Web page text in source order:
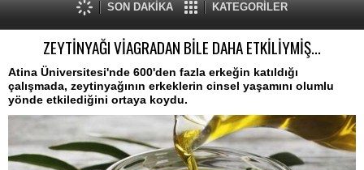
SON DAKİKA KATEGORİLER
ZEYTİNYAĞI VİAGRADAN BİLE DAHA ETKİLİYMİŞ...
Atina Üniversitesi'nde 600'den fazla erkeğin katıldığı
çalışmada, zeytinyağının erkeklerin cinsel yaşamını olumlu
yönde etkilediğini ortaya koydu.